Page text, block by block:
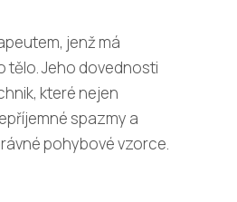
jenž má
tělo. Jeho dovednosti
které nejen
spazmy a
pohybové vzorce.